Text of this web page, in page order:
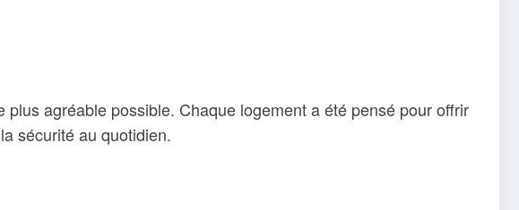
agréable possible. Chaque logement a été pensé pour offrir
sécurité au quotidien.